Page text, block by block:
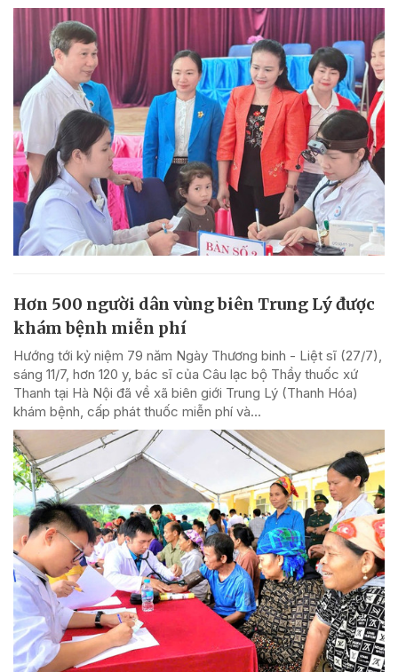
Hơn 500 người dân vùng biên Trung Lý được
khám bệnh miễn phí
Hướng tới kỷ niệm 79 năm Ngày Thương binh - Liệt sĩ (27/7),
sáng 11/7, hơn 120 y, bác sĩ của Câu lạc bộ Thầy thuốc xứ
Thanh tại Hà Nội đã về xã biên giới Trung Lý (Thanh Hóa)
khám bệnh, cấp phát thuốc miễn phí và...